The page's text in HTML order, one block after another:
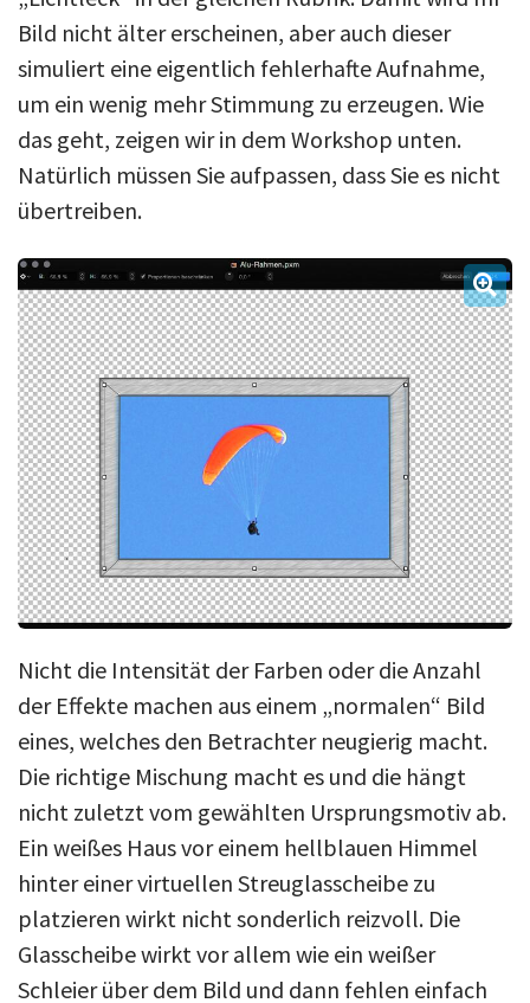
Bild nicht älter erscheinen, aber auch dieser
simuliert eine eigentlich fehlerhafte Aufnahme,
um ein wenig mehr Stimmung zu erzeugen. Wie
das geht, zeigen wir in dem Workshop unten.
Natürlich müssen Sie aufpassen, dass Sie es nicht
übertreiben.
Nicht die Intensität der Farben oder die Anzahl
der Effekte machen aus einem „normalen“ Bild
eines, welches den Betrachter neugierig macht.
Die richtige Mischung macht es und die hängt
nicht zuletzt vom gewählten Ursprungsmotiv ab.
Ein weißes Haus vor einem hellblauen Himmel
hinter einer virtuellen Streuglasscheibe zu
platzieren wirkt nicht sonderlich reizvoll. Die
Glasscheibe wirkt vor allem wie ein weißer
Schleier über dem Bild und dann fehlen einfach